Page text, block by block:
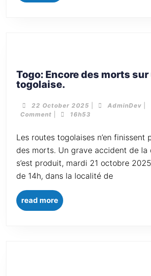
Togo: Encore des morts
togolaise.
22 October 2025 AdminDev
Comment
16h53
Les routes togolaises n’en finissent pas de livrer
des morts. Un grave accident de la
s’est produit, mardi 21 octobre
de 14h, dans la localité de
read more